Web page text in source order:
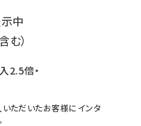
中
む）
2.5倍・
ただいたお客様にインタ